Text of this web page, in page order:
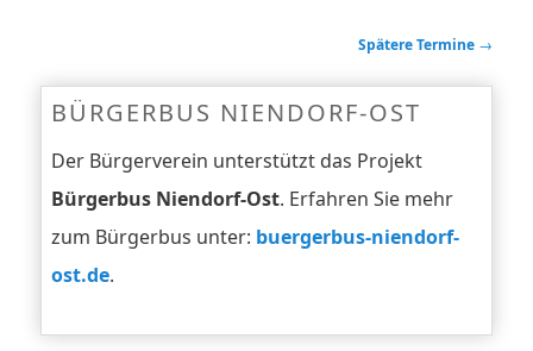
Spätere Termine →
BÜRGERBUS NIENDORF-OST
Der Bürgerverein unterstützt das Projekt
Bürgerbus Niendorf-Ost. Erfahren Sie mehr
zum Bürgerbus unter: buergerbus-niendorf-
ost.de.